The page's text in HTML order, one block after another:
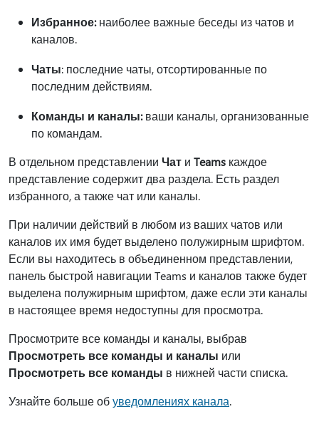
Избранное:наиболее важные беседы из чатов и
каналов.
Чаты: последние чаты, отсортированные по
последним действиям.
Команды и каналы:ваши каналы, организованные
по командам.
В отдельном представлении Чат и Teams каждое
представление содержит два раздела. Есть раздел
избранного, а также чат или каналы.
При наличии действий в любом из ваших чатов или
каналов их имя будет выделено полужирным шрифтом.
Если вы находитесь в объединенном представлении,
панель быстрой навигации Teams и каналов также будет
выделена полужирным шрифтом, даже если эти каналы
в настоящее время недоступны для просмотра.
Просмотрите все команды и каналы, выбрав
Просмотреть все команды и каналы или
Просмотреть все команды в нижней части списка.
Узнайте больше обуведомлениях канала.